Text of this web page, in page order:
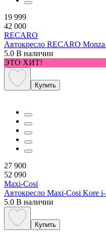
19 999
42 000
RECARO
Автокресло RECARO
5.0 В наличии
ЭТО ХИТ!
Купить
27 900
52 090
Maxi-Cosi
Автокресло Maxi-Cosi Kore
5.0 В наличии
Купить